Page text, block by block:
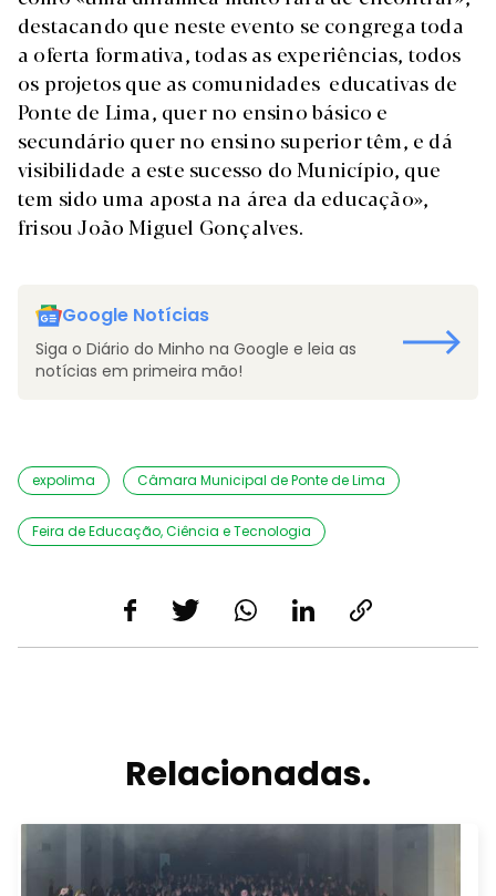
destacando que neste evento se congrega toda
a oferta formativa, todas as experiências, todos
os projetos que as comunidades educativas de
Ponte de Lima, quer no ensino básico e
secundário quer no ensino superior têm, e dá
visibilidade a este sucesso do Município, que
tem sido uma aposta na área da educação»,
frisou João Miguel Gonçalves.
Google Notícias
Siga o Diário do Minho na Google e leia as
notícias em primeira mão!
expolima Câmara Municipal de Ponte de Lima
Feira de Educação, Ciência e Tecnologia
Relacionadas.